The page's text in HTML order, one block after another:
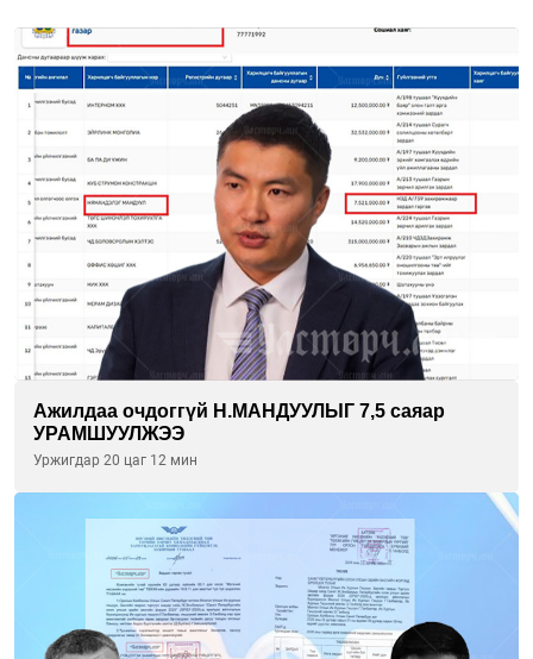
Ажилдаа очдоггүй Н.МАНДУУЛЫГ 7,5 саяар
УРАМШУУЛЖЭЭ
Уржигдар 20 цаг 12 мин